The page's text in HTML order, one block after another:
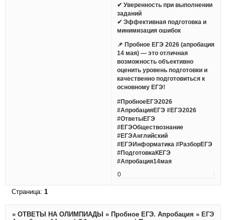
✔ Уверенность при выполнении
заданий
✔ Эффективная подготовка и
минимизация ошибок
📌 Пробное ЕГЭ 2026 (апробация
14 мая) — это отличная
возможность объективно
оценить уровень подготовки и
качественно подготовиться к
основному ЕГЭ!
#ПробноеЕГЭ2026
#АпробацияЕГЭ #ЕГЭ2026
#ОтветыЕГЭ
#ЕГЭОбществознание
#ЕГЭАнглийский
#ЕГЭИнформатика #РазборЕГЭ
#ПодготовкаКЕГЭ
#Апробация14мая
0
Страница: 1
» ОТВЕТЫ НА ОЛИМПИАДЫ » Пробное ЕГЭ. Апробация » ЕГЭ